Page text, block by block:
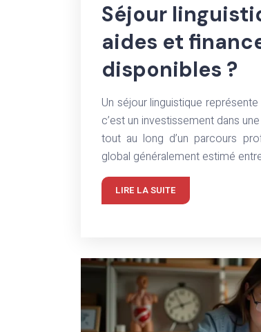
Séjour
aides et
disponibles ?
Un séjour linguistique
c’est un investissement dans
tout au long d’un parcours
global généralement estimé
LIRE LA SUITE